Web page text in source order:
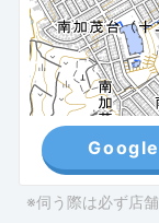
Google
※伺う際は必ず店